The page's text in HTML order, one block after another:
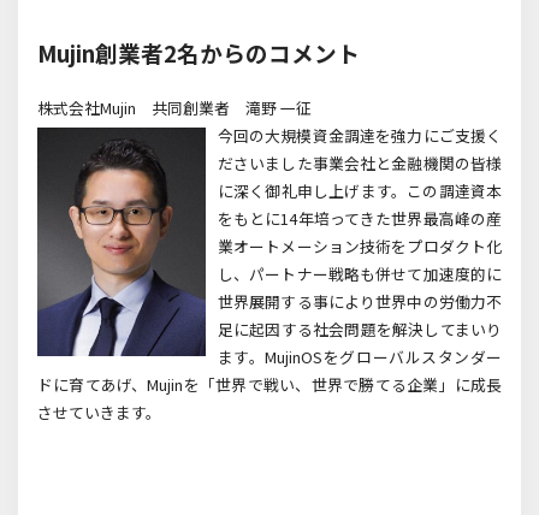
Mujin創業者2名からのコメント
株式会社Mujin 共同創業者 滝野 一征
今回の大規模資金調達を強力にご支援く
ださいました事業会社と金融機関の皆様
に深く御礼申し上げます。この調達資本
をもとに14年培ってきた世界最高峰の産
業オートメーション技術をプロダクト化
し、パートナー戦略も併せて加速度的に
世界展開する事により世界中の労働力不
足に起因する社会問題を解決してまいり
ます。MujinOSをグローバルスタンダー
ドに育てあげ、Mujinを「世界で戦い、世界で勝てる企業」に成長
させていきます。